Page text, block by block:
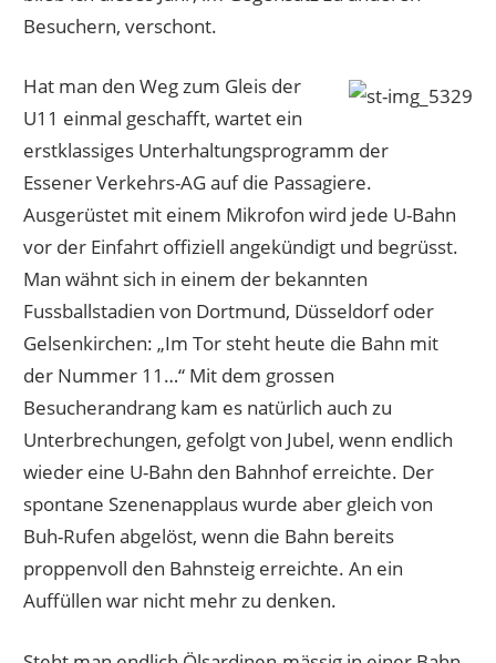
Besuchern, verschont.
Hat man den Weg zum Gleis der
U11 einmal geschafft, wartet ein
erstklassiges Unterhaltungsprogramm der
Essener Verkehrs-AG auf die Passagiere.
Ausgerüstet mit einem Mikrofon wird jede U-Bahn
vor der Einfahrt offiziell angekündigt und begrüsst.
Man wähnt sich in einem der bekannten
Fussballstadien von Dortmund, Düsseldorf oder
Gelsenkirchen: „Im Tor steht heute die Bahn mit
der Nummer 11…“ Mit dem grossen
Besucherandrang kam es natürlich auch zu
Unterbrechungen, gefolgt von Jubel, wenn endlich
wieder eine U-Bahn den Bahnhof erreichte. Der
spontane Szenenapplaus wurde aber gleich von
Buh-Rufen abgelöst, wenn die Bahn bereits
proppenvoll den Bahnsteig erreichte. An ein
Auffüllen war nicht mehr zu denken.